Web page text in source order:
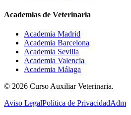
Academias de Veterinaria
Academia Madrid
Academia Barcelona
Academia Sevilla
Academia Valencia
Academia Málaga
© 2026 Curso Auxiliar Veterinaria.
Aviso LegalPolítica de PrivacidadAdm